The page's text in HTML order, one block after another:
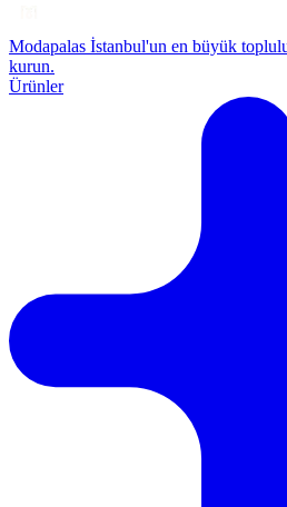
Modapalas İstanbul'un en büyük
kurun.
Ürünler